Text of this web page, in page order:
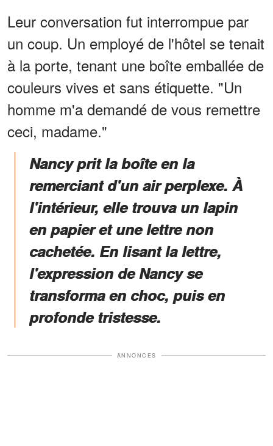
Leur conversation fut interrompue par
un coup. Un employé de l'hôtel se tenait
à la porte, tenant une boîte emballée de
couleurs vives et sans étiquette. "Un
homme m'a demandé de vous remettre
ceci, madame."
Nancy prit la boîte en la
remerciant d'un air perplexe. À
l'intérieur, elle trouva un lapin
en papier et une lettre non
cachetée. En lisant la lettre,
l'expression de Nancy se
transforma en choc, puis en
profonde tristesse.
ANNONCES